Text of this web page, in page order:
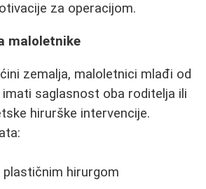
za operacijom.
maloletnike
zemalja, maloletnici mlađi od
saglasnost oba roditelja ili
hirurške intervencije.
hirurgom